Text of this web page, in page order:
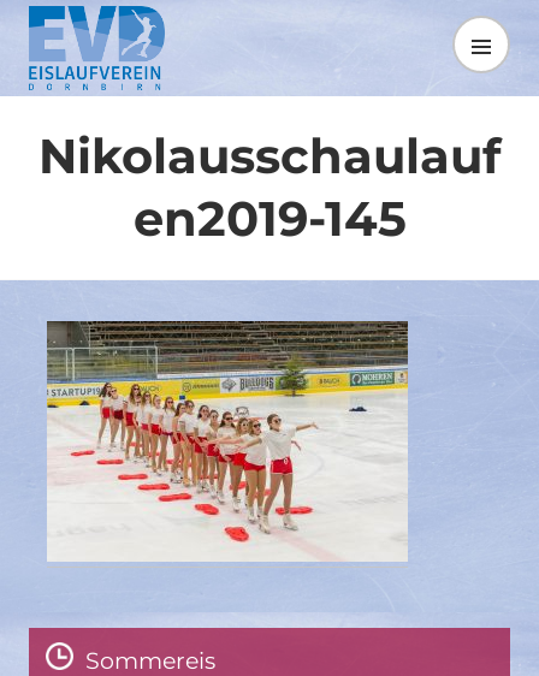
Springe
zum
Inhalt
MENÜ
Nikolausschaulauf
en2019-145
Sommereis